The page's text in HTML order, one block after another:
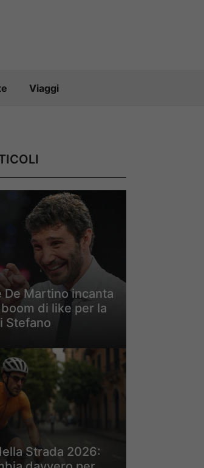
Viaggi
De Martino incanta
di like per la
Stefano
Strada 2026: